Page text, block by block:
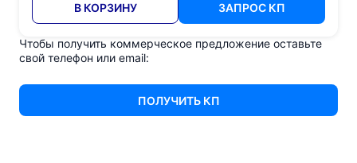
В КОРЗИНУ ЗАПРОС КП
Чтобы получить коммерческое предложение оставьте
свой телефон или email:
ПОЛУЧИТЬ КП